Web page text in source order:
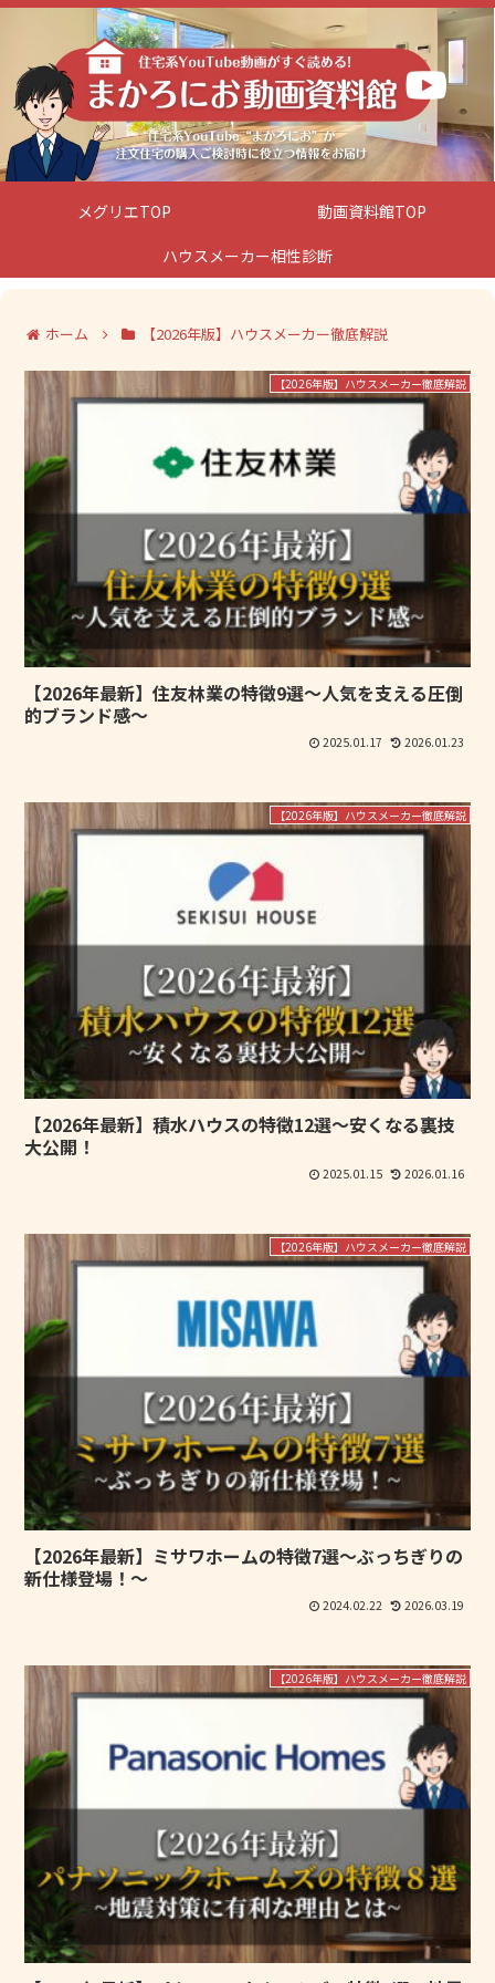
メグリエTOP
動画資料館TOP
ハウスメーカー相性診断
ホーム 【2026年版】ハウスメーカー徹底解説
【2026年版】ハウスメーカー徹底解説
【2026年最新】住友林業の特徴9選～人気を支える圧倒
的ブランド感～
2025.01.17 2026.01.23
【2026年版】ハウスメーカー徹底解説
【2026年最新】積水ハウスの特徴12選～安くなる裏技
大公開！
2025.01.15 2026.01.16
【2026年版】ハウスメーカー徹底解説
【2026年最新】ミサワホームの特徴7選～ぶっちぎりの
新仕様登場！～
2024.02.22 2026.03.19
【2026年版】ハウスメーカー徹底解説